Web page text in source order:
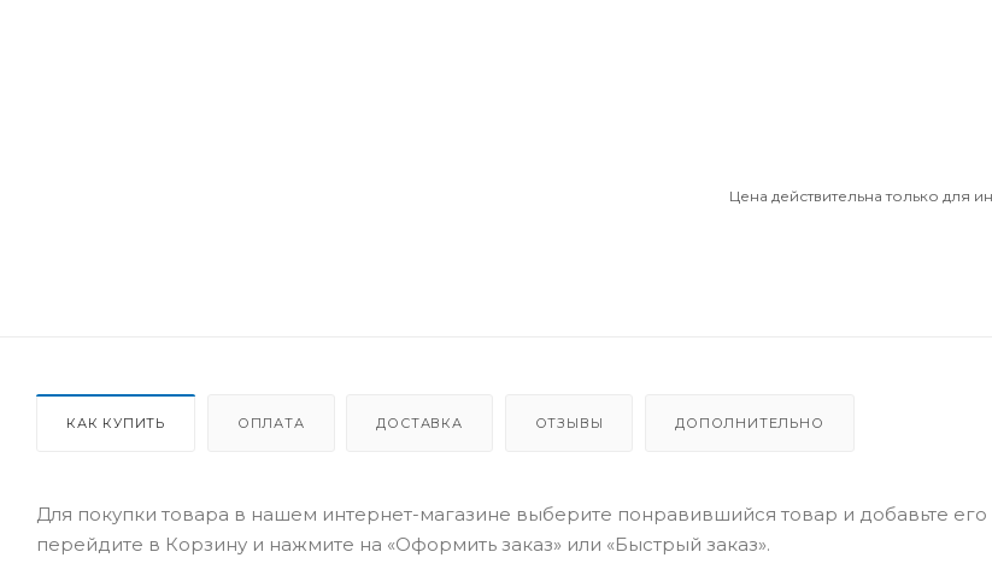
Цена действительна только для
КАК КУПИТЬ ОПЛАТА ДОСТАВКА ОТЗЫВЫ ДОПОЛНИТЕЛЬНО
Для покупки товара в нашем интернет-магазине выберите понравившийся товар и добавьте его
перейдите в Корзину и нажмите на «Оформить заказ» или «Быстрый заказ».